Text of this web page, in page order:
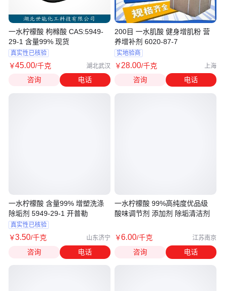
一水柠檬酸 枸橼酸 CAS:5949-
29-1 含量99% 现货
真实性已核验
￥45.00/千克 湖北武汉
咨询 电话
一水柠檬酸 含量99% 增塑洗涤
除垢剂 5949-29-1 开普勒
真实性已核验
￥3.50/千克 山东济宁
咨询 电话
200目 一水肌酸 健身增肌粉 营
养增补剂 6020-87-7
实地验商
￥28.00/千克 上海
咨询 电话
一水柠檬酸 99%高纯度优品级
酸味调节剂 添加剂 除垢清洁剂
￥6.00/千克 江苏南京
咨询 电话